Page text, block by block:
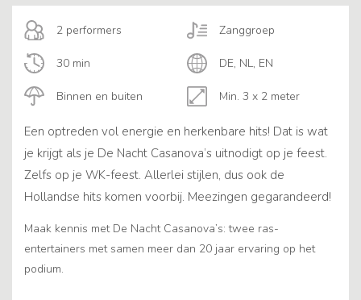
2 performers
Binnen en buiten
Zanggroep
30 min
Min. 3 x 2 meter
DE, NL, EN
Een optreden vol energie en herkenbare hits! Dat is wat
je krijgt als je De Nacht Casanova’s uitnodigt op je feest.
Zelfs op je WK-feest. Allerlei stijlen, dus ook de
Hollandse hits komen voorbij. Meezingen gegarandeerd!
Maak kennis met De Nacht Casanova’s: twee ras-
entertainers met samen meer dan 20 jaar ervaring op het
podium.